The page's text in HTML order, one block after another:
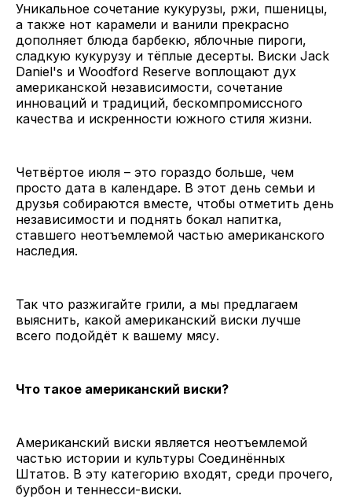
Уникальное сочетание кукурузы, ржи, пшеницы,
а также нот карамели и ванили прекрасно
дополняет блюда барбекю, яблочные пироги,
сладкую кукурузу и тёплые десерты. Виски Jack
Daniel's и Woodford Reserve воплощают дух
американской независимости, сочетание
инноваций и традиций, бескомпромиссного
качества и искренности южного стиля жизни.
Четвёртое июля – это гораздо больше, чем
просто дата в календаре. В этот день семьи и
друзья собираются вместе, чтобы отметить день
независимости и поднять бокал напитка,
ставшего неотъемлемой частью американского
наследия.
Так что разжигайте грили, а мы предлагаем
выяснить, какой американский виски лучше
всего подойдёт к вашему мясу.
Что такое американский виски?
Американский виски является неотъемлемой
частью истории и культуры Соединённых
Штатов. В эту категорию входят, среди прочего,
бурбон и теннесси-виски.